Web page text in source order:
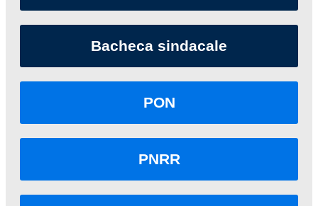
Bacheca sindacale
PON
PNRR